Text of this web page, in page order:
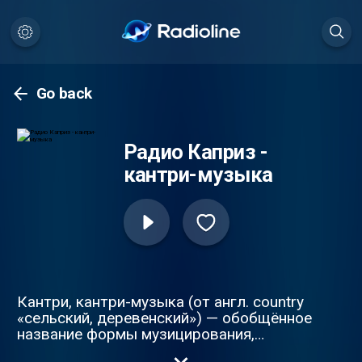
Go back
Радио Каприз -
кантри-музыка
Кантри, кантри-музыка (от англ. country
«сельский, деревенский») — обобщённое
название формы музицирования,